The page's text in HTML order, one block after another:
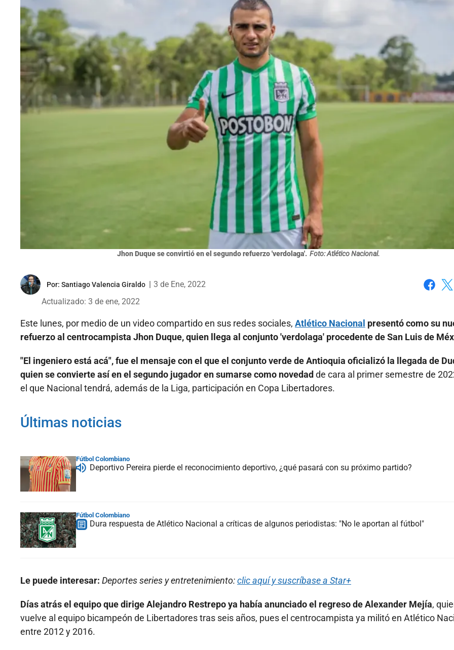
Jhon Duque se convirtió en el segundo refuerzo 'verdolaga'. Foto: Atlético Nacional.
Por: Santiago Valencia Giraldo
3 de Ene, 2022
Actualizado: 3 de ene, 2022
Este lunes, por medio de un video compartido en sus redes sociales, Atlético Nacional presentó como su
refuerzo al centrocampista Jhon Duque, quien llega al conjunto 'verdolaga' procedente de San Luis de
"El ingeniero está acá", fue el mensaje con el que el conjunto verde de Antioquia oficializó la llegada de
quien se convierte así en el segundo jugador en sumarse como novedad de cara al primer semestre de
el que Nacional tendrá, además de la Liga, participación en Copa Libertadores.
Últimas noticias
Fútbol Colombiano
Deportivo Pereira pierde el reconocimiento deportivo, ¿qué pasará con su próximo partido?
Fútbol Colombiano
Dura respuesta de Atlético Nacional a críticas de algunos periodistas: "No le aportan al fútbol"
Le puede interesar: Deportes series y entretenimiento:clic aquí y suscríbase a Star+
Días atrás el equipo que dirige Alejandro Restrepo ya había anunciado el regreso de Alexander Mejía,
vuelve al equipo bicampeón de Libertadores tras seis años, pues el centrocampista ya militó en Atlético
entre 2012 y 2016.